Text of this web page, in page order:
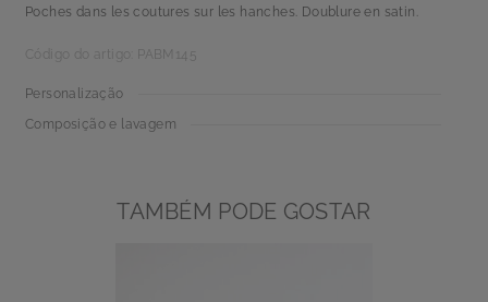
Poches dans les coutures sur les hanches. Doublure en satin.
Código do artigo: PABM145
Personalização
Composição e lavagem
TAMBÉM PODE GOSTAR